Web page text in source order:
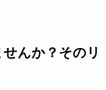
んか？そのリ